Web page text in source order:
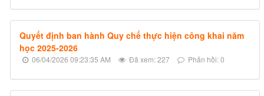
Quyết định ban hành Quy chế thực hiện công khai năm
học 2025-2026
06/04/2026 09:23:35 AM Đã xem: 227 Phản hồi: 0